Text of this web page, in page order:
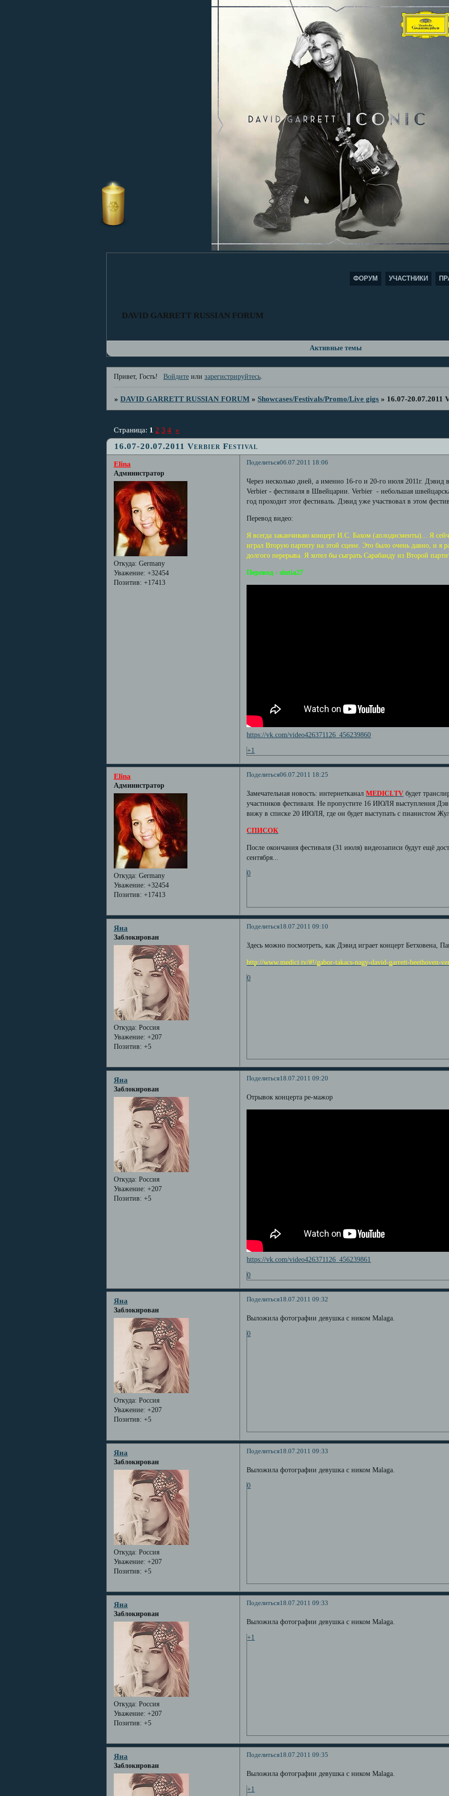
DAVID GARRETT RUSSIAN FORUM
ФОРУМ УЧАСТНИКИ
Активные темы
Привет, Гость! Войдитеили зарегистрируйтесь.
»DAVID GARRETT RUSSIAN FORUM »Showcases/Festivals/Promo/Live gigs » 16.07-20.07.2011
16.07-20.07.2011 Verbier Festival
Страница: 1 2 3 4 »
Поделиться06.07.2011 18:06
Elina
Администратор
Откуда: Germany
Уважение: +32454
Позитив: +17413
Через несколько дней, а именно 16-го и 20-го июля 2011г. Дэвид
Verbier - фестиваля в Швейцарии. Verbier - небольшая
год проходит этот фестиваль. Дэвид уже участвовал в этом
Перевод видео:
Я всегда заканчиваю концерт И.С. Бахом (аплодисменты)... Я
играл Вторую партиту на этой сцене. Это было очень давно, и я
долгого перерыва. Я хотел бы сыграть Сарабанду из Второй
Перевод - sintia27
https://vk.com/video426371126_456239860
+1
Поделиться06.07.2011 18:25
Elina
Администратор
Откуда: Germany
Уважение: +32454
Позитив: +17413
Замечательная новость: интернетканалMEDICI.TV будет
участников фестиваля. Не пропустите 16 ИЮЛЯ выступления
вижу в списке 20 ИЮЛЯ, где он будет выступать с пианистом
СПИСОК
После окончания фестиваля (31 июля) видеозаписи будут ещё
сентября...
0
Поделиться18.07.2011 09:10
Яна
Заблокирован
Откуда: Россия
Уважение: +207
Позитив: +5
Здесь можно посмотреть, как Дэвид играет концерт Бетховена,
http://www.medici.tv/#!/gabor-takacs-nagy-david-garrett-beethoven-
0
Поделиться18.07.2011 09:20
Яна
Заблокирован
Откуда: Россия
Уважение: +207
Позитив: +5
Отрывок концерта ре-мажор
https://vk.com/video426371126_456239861
0
Поделиться18.07.2011 09:32
Яна
Заблокирован
Откуда: Россия
Уважение: +207
Позитив: +5
Выложила фотографии девушка с ником Malaga.
0
Поделиться18.07.2011 09:33
Яна
Заблокирован
Откуда: Россия
Уважение: +207
Позитив: +5
Выложила фотографии девушка с ником Malaga.
0
Поделиться18.07.2011 09:33
Яна
Заблокирован
Откуда: Россия
Уважение: +207
Позитив: +5
Выложила фотографии девушка с ником Malaga.
+1
Поделиться18.07.2011 09:35
Яна
Заблокирован
Выложила фотографии девушка с ником Malaga.
+1